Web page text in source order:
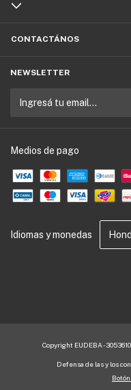
CONTACTÁNOS
NEWSLETTER
Medios de pago
Idiomas y monedas
Copyright EUDEBA -
Defensa de las y los